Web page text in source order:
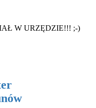
W URZĘDZIE!!! ;-)